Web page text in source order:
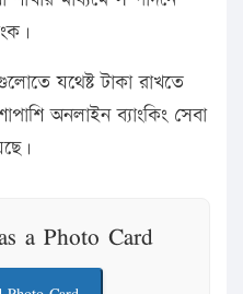
যথেষ্ট টাকা রাখতে
অনলাইন ব্যাংকিং সেবা
a Photo Card